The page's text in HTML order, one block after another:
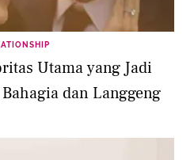
Utama yang Jadi
dan Langgeng